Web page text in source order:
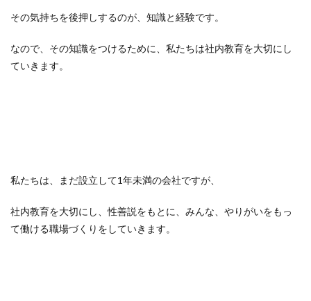
その気持ちを後押しするのが、知識と経験です。
なので、その知識をつけるために、私たちは社内教育を大切にし
ていきます。
私たちは、まだ設立して1年未満の会社ですが、
社内教育を大切にし、性善説をもとに、みんな、やりがいをもっ
て働ける職場づくりをしていきます。